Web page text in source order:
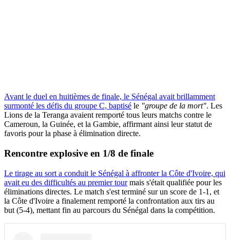
Avant le duel en huitièmes de finale, le Sénégal avait brillamment
surmonté les défis du groupe C, baptisé le "groupe de la mort". Les
Lions de la Teranga avaient remporté tous leurs matchs contre le
Cameroun, la Guinée, et la Gambie, affirmant ainsi leur statut de
favoris pour la phase à élimination directe.
Rencontre explosive en 1/8 de finale
Le tirage au sort a conduit le Sénégal à affronter la Côte d'Ivoire, qui
avait eu des difficultés au premier tourmais s'était qualifiée pour les
éliminations directes. Le match s'est terminé sur un score de 1-1, et
la Côte d'Ivoire a finalement remporté la confrontation aux tirs au
but (5-4), mettant fin au parcours du Sénégal dans la compétition.